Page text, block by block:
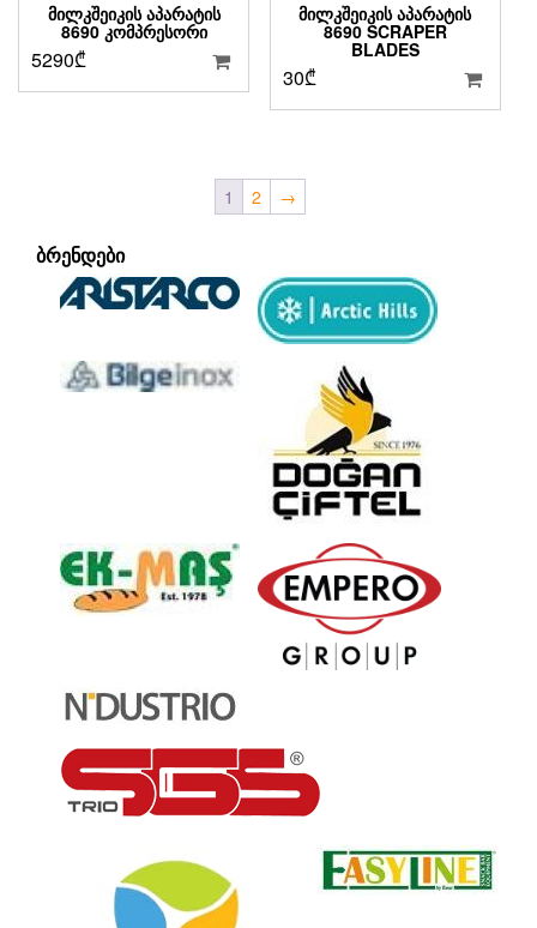
ᲛᲘᲚᲙᲨᲔᲘᲙᲘᲡ ᲐᲞᲐᲠᲐᲢᲘᲡ
8690 ᲙᲝᲛᲞᲠᲔᲡᲝᲠᲘ
5290₾
ᲛᲘᲚᲙᲨᲔᲘᲙᲘᲡ ᲐᲞᲐᲠᲐᲢᲘᲡ
8690 SCRAPER
BLADES
30₾
1 2 →
ᲑᲠᲔᲜᲓᲔᲑᲘ